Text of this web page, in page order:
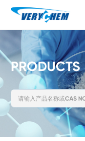
PRODUCTS